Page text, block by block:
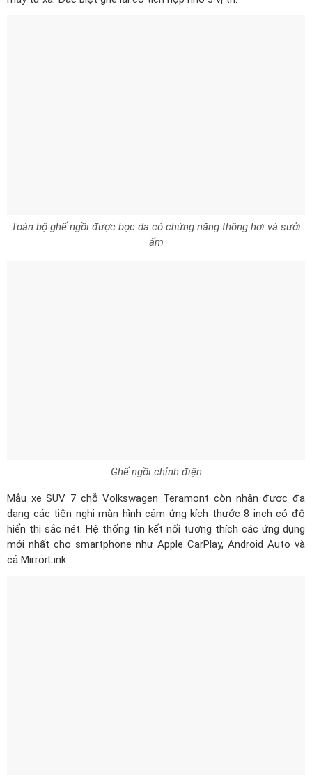
Mẫu xe SUV 7 chỗ Volkswagen Teramont còn nhận được đa
hiển thị sắc nét. Hệ thống tin kết nối tương thích các ứng dụng
mới nhất cho smartphone như Apple CarPlay, Android Auto và
cả MirrorLink.